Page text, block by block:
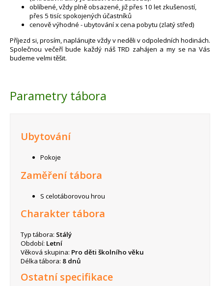
oblíbené, vždy plně obsazené, již přes 10 let zkušeností,
přes 5 tisíc spokojených účastníků
cenově výhodné - ubytování x cena pobytu (zlatý střed)
Příjezd si, prosím, naplánujte vždy v neděli v odpoledních hodinách.
Společnou večeří bude každý náš TRD zahájen a my se na Vás
budeme velmi těšit.
Parametry tábora
Ubytování
Pokoje
Zaměření tábora
S celotáborovou hrou
Charakter tábora
Typ tábora: Stálý
Období: Letní
Věková skupina: Pro děti školního věku
Délka tábora: 8 dnů
Ostatní specifikace